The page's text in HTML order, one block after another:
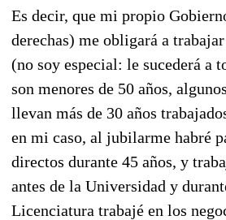
Es decir, que mi propio
derechas) me obligará a
(no soy especial: le sucederá a
son menores de 50 años,
llevan más de 30 años
en mi caso, al jubilarme habré
directos durante 45 años, y
antes de la Universidad y
Licenciatura trabajé en los